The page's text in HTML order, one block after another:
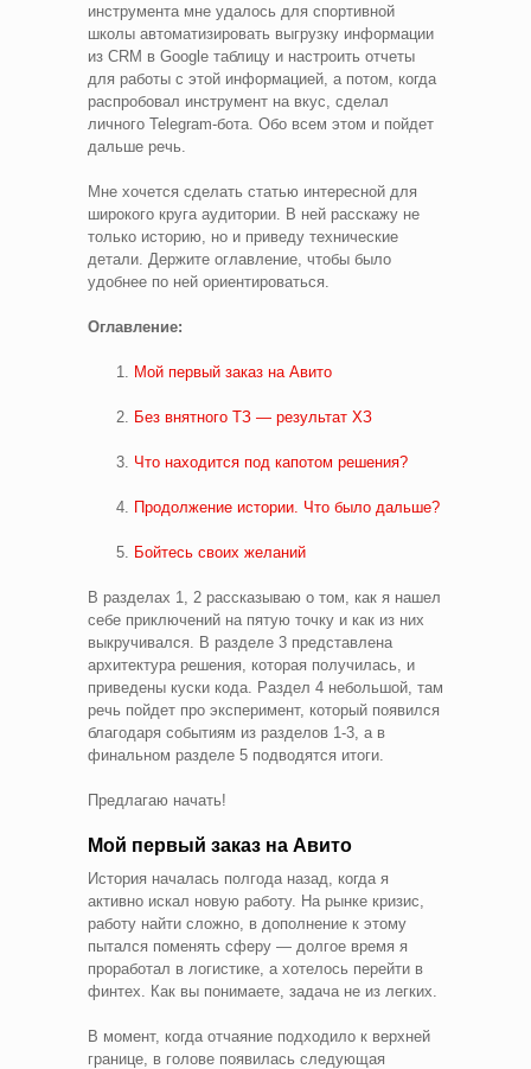
инструмента мне удалось для спортивной
школы автоматизировать выгрузку информации
из CRM в Google таблицу и настроить отчеты
для работы с этой информацией, а потом, когда
распробовал инструмент на вкус, сделал
личного Telegram-бота. Обо всем этом и пойдет
дальше речь.
Мне хочется сделать статью интересной для
широкого круга аудитории. В ней расскажу не
только историю, но и приведу технические
детали. Держите оглавление, чтобы было
удобнее по ней ориентироваться.
Оглавление:
Мой первый заказ на Авито
Без внятного ТЗ — результат ХЗ
Что находится под капотом решения?
Продолжение истории. Что было дальше?
Бойтесь своих желаний
В разделах 1, 2 рассказываю о том, как я нашел
себе приключений на пятую точку и как из них
выкручивался. В разделе 3 представлена
архитектура решения, которая получилась, и
приведены куски кода. Раздел 4 небольшой, там
речь пойдет про эксперимент, который появился
благодаря событиям из разделов 1-3, а в
финальном разделе 5 подводятся итоги.
Предлагаю начать!
Мой первый заказ на Авито
История началась полгода назад, когда я
активно искал новую работу. На рынке кризис,
работу найти сложно, в дополнение к этому
пытался поменять сферу — долгое время я
проработал в логистике, а хотелось перейти в
финтех. Как вы понимаете, задача не из легких.
В момент, когда отчаяние подходило к верхней
границе, в голове появилась следующая